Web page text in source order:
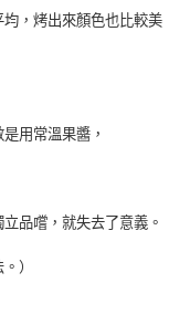
，烤出來顏色也比較美
用常溫果醬，
品嚐，就失去了意義。
）